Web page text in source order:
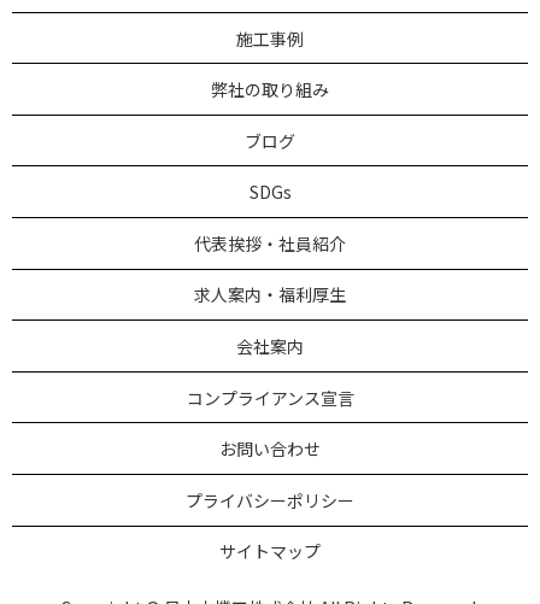
施工事例
弊社の取り組み
ブログ
SDGs
代表挨拶・社員紹介
求人案内・福利厚生
会社案内
コンプライアンス宣言
お問い合わせ
プライバシーポリシー
サイトマップ